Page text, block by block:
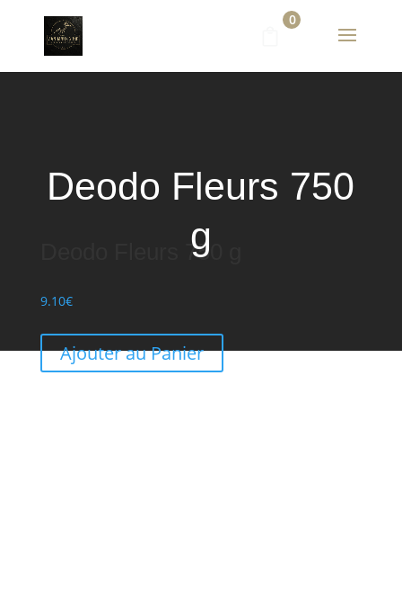
0
Deodo Fleurs 750
g
Deodo Fleurs 750 g
9.10€
Ajouter au Panier